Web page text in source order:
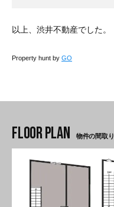
以上、渋井不動産でした。
Property hunt by GO
物件の間取り